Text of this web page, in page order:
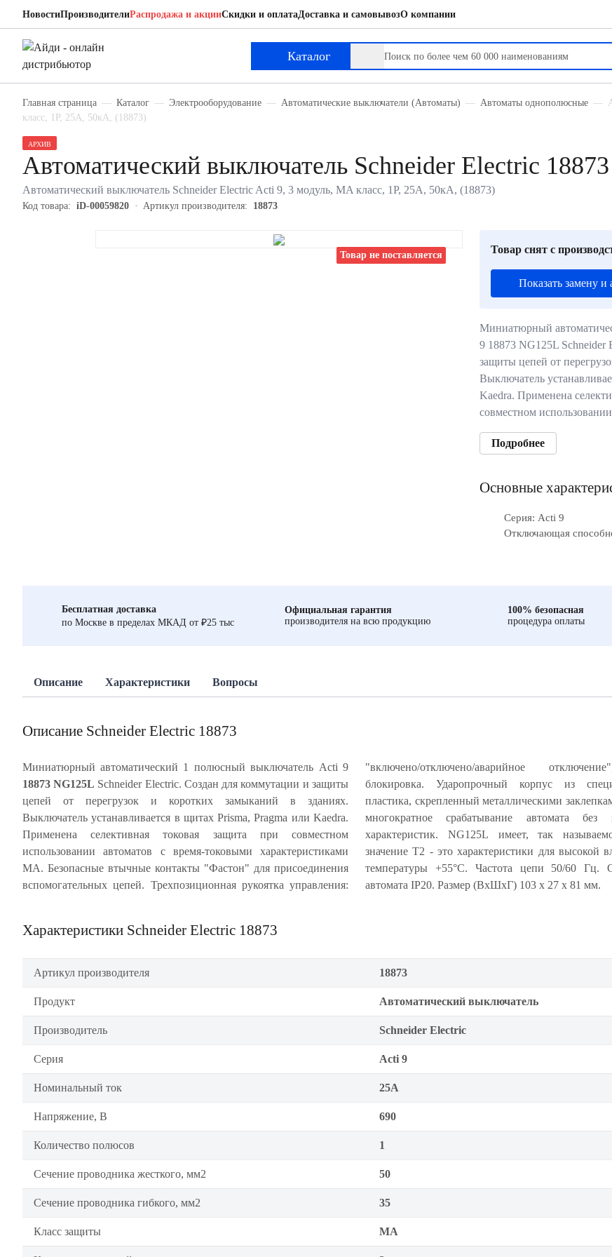
НовостиПроизводителиРаспродажа и акцииСкидки и оплатаДоставка и самовывозО компании
Каталог
Главная страница Каталог Электрооборудование Автоматические выключатели (Автоматы) Автоматы однополюсные
класс, 1P, 25А, 50кА, (18873)
Товар не поставляется
АРХИВ
Автоматический выключатель Schneider Electric 18873
Автоматический выключатель Schneider Electric Acti 9, 3 модуль, MA класс, 1P, 25А, 50кА, (18873)
Код товара: iD-00059820 Артикул производителя: 18873
Товар снят с
Показать замену и
Миниатюрный
9 18873 NG125L Schneider
защиты цепей от
Выключатель
Kaedra. Применена
совместном
Подробнее
Основные
Серия: Acti 9
Отключающая
Бесплатная доставка
по Москве в пределах МКАД от ₽25 тыс
Официальная гарантия
производителя на всю продукцию
100% безопасная
процедура оплаты
Описание Характеристики Вопросы
Описание Schneider Electric 18873
Миниатюрный автоматический 1 полюсный выключатель Acti 9
18873 NG125L Schneider Electric. Создан для коммутации и защиты
цепей от перегрузок и коротких замыканий в зданиях.
Выключатель устанавливается в щитах Prisma, Pragma или Kaedra.
Применена селективная токовая защита при совместном
использовании автоматов с время-токовыми характеристиками
МА. Безопасные втычные контакты "Фастон" для присоединения
вспомогательных цепей. Трехпозиционная рукоятка управления:
"включено/отключено/аварийное
блокировка. Ударопрочный корпус из специального ABS-
пластика, скрепленный металлическими заклепками, обеспечивает
многократное срабатывание автомата без изменения его
характеристик. NG125L имеет, так называемое, тропическое
значение Т2 - это характеристики для высокой влажности 99% и
температуры +55°С. Частота цепи 50/60 Гц. Степень защиты
автомата IP20. Размер (ВхШхГ) 103 х 27 х 81 мм.
Характеристики Schneider Electric 18873
Артикул производителя 18873
Продукт Автоматический выключатель
Производитель Schneider Electric
Серия Acti 9
Номинальный ток 25А
Напряжение, В 690
Количество полюсов 1
Сечение проводника жесткого, мм2 50
Сечение проводника гибкого, мм2 35
Класс защиты MA
Schneider Electric 18873
Автоматический выключатель